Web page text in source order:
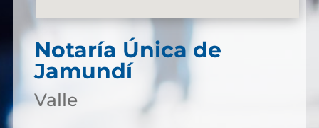
Notaría Única de
Jamundí
Valle